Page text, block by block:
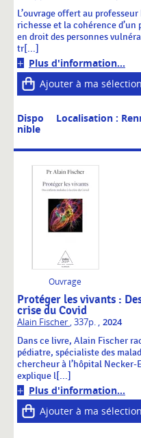
L’ouvrage offert au
richesse et la cohérence
en droit des personnes
tr[...]
Plus d'information...
Ajouter à ma sélection
Dispo
nible
Localisation :
Ouvrage
Protéger les vivants :
crise du Covid
Alain Fischer, 337p. , 2024
Dans ce livre, Alain Fischer
pédiatre, spécialiste des
chercheur à l’hôpital Necker-
explique l[...]
Plus d'information...
Ajouter à ma sélection